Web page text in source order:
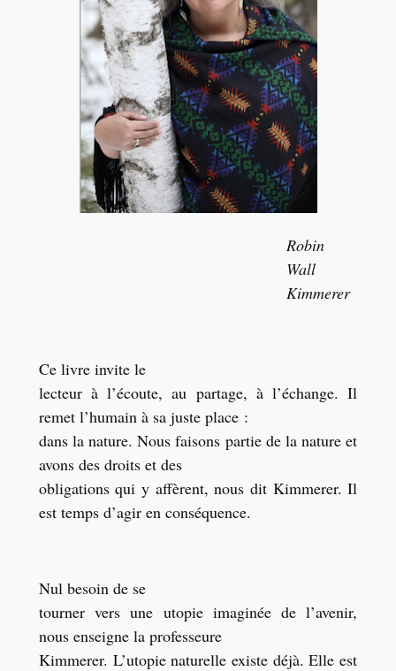
Robin
Wall
Kimmerer
Ce livre invite le
lecteur à l’écoute, au partage, à l’échange. Il
remet l’humain à sa juste place :
dans la nature. Nous faisons partie de la nature et
avons des droits et des
obligations qui y affèrent, nous dit Kimmerer. Il
est temps d’agir en conséquence.
Nul besoin de se
tourner vers une utopie imaginée de l’avenir,
nous enseigne la professeure
Kimmerer. L’utopie naturelle existe déjà. Elle est